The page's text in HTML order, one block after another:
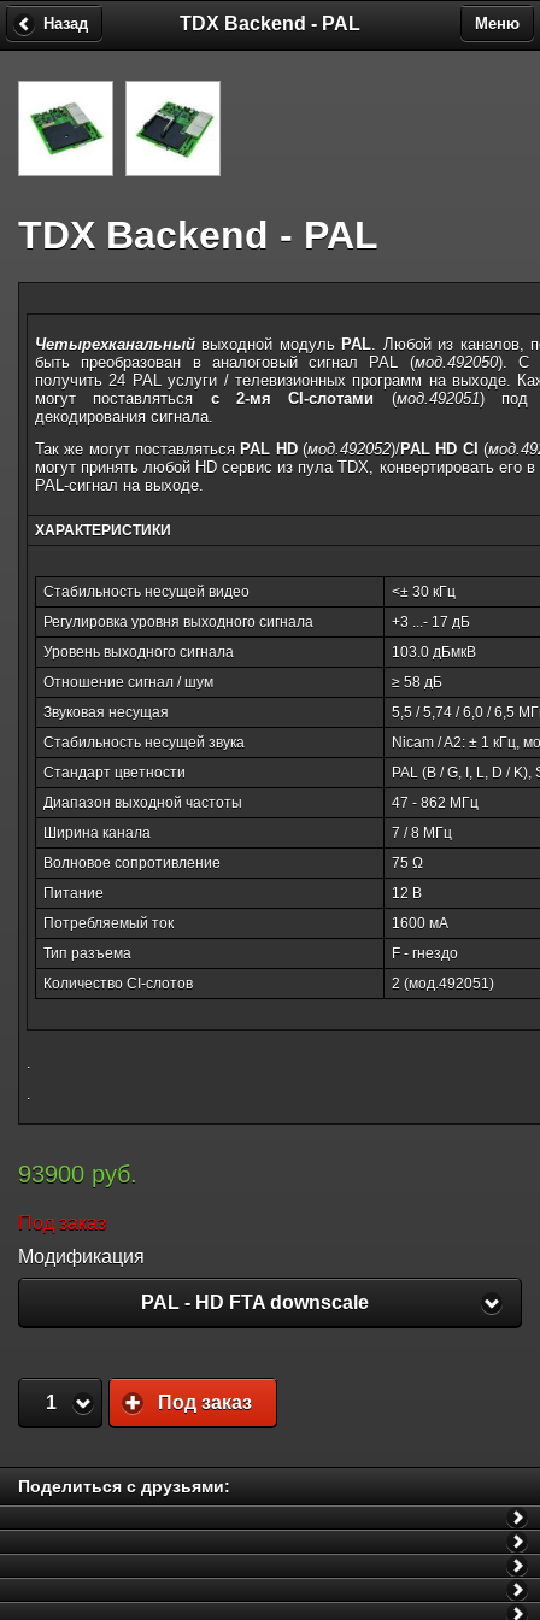
TDX Backend - PAL
Назад Меню
TDX Backend - PAL
Четырехканальный выходной модуль PAL. Любой из каналов,
быть преобразован в аналоговый сигнал PAL (мод.492050). С
получить 24 PAL услуги / телевизионных программ на выходе.
могут поставляться с 2-мя CI-слотами (мод.492051) под
декодирования сигнала.
Так же могут поставляться PAL HD(мод.492052)/PAL HD CI (
могут принять любой HD сервис из пула TDX, конвертировать его
PAL-сигнал на выходе.
ХАРАКТЕРИСТИКИ
Стабильность несущей видео
<± 30 кГц
Регулировка уровня выходного сигнала
+3 ...- 17 дБ
Уровень выходного сигнала
103.0 дБмкВ
Отношение сигнал / шум
≥ 58 дБ
Звуковая несущая
5,5 / 5,74 / 6,0 / 6,5
Стабильность несущей звука
Nicam / A2: ± 1 кГц,
Стандарт цветности
PAL (B / G, I, L, D / K),
Диапазон выходной частоты
47 - 862 МГц
Ширина канала
7 / 8 МГц
Волновое сопротивление
75 Ω
Питание
12 В
Потребляемый ток
1600 мА
Тип разъема
F - гнездо
Количество CI-слотов
2 (мод.492051)
.
.
93900 руб.
Под заказ
Модификация
PAL - HD FTA downscale
1 Под заказ
Поделиться с друзьями: